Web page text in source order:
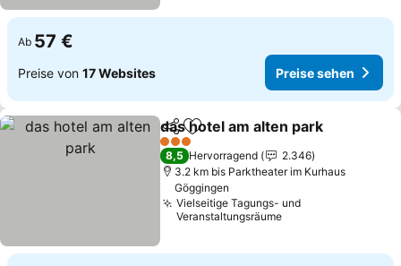
Ab 57 €
Preise von 17 Websites Preise sehen
TeilenZu Favoriten hinzufügen
das hotel am alten park
3 Sterne
8,5 Hervorragend
2.346
3.2 km bis Parktheater im Kurhaus
Göggingen
Vielseitige Tagungs- und
Veranstaltungsräume